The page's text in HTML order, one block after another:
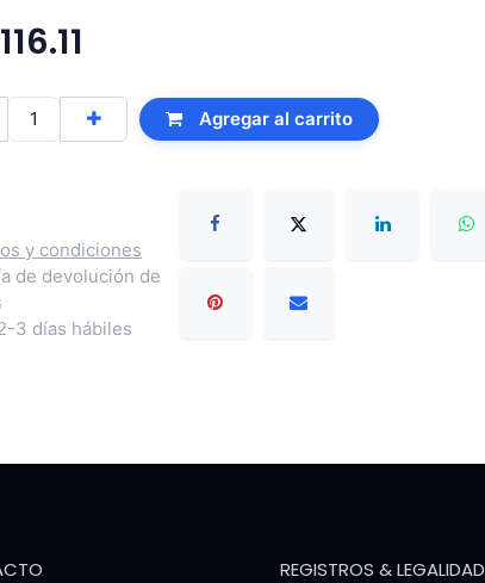
Agregar al carrito
y condiciones
de devolución de
3 días hábiles
REGISTROS & LEGALIDAD